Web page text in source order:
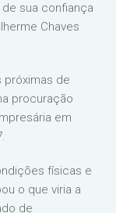
sua confiança
Chaves
de
procuração
em
físicas e
o que viria a
de